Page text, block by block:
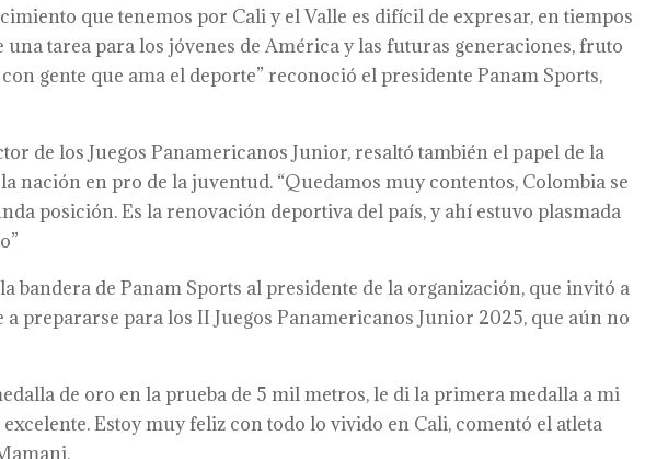
que tenemos por Cali y el Valle es difícil de expresar, en tiempos
una tarea para los jóvenes de América y las futuras generaciones, fruto
gente que ama el deporte” reconoció el presidente Panam Sports,
de los Juegos Panamericanos Junior, resaltó también el papel de la
nación en pro de la juventud. “Quedamos muy contentos, Colombia se
posición. Es la renovación deportiva del país, y ahí estuvo plasmada
bandera de Panam Sports al presidente de la organización, que invitó a
prepararse para los II Juegos Panamericanos Junior 2025, que aún no
de oro en la prueba de 5 mil metros, le di la primera medalla a mi
Estoy muy feliz con todo lo vivido en Cali, comentó el atleta